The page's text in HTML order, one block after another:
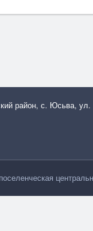
район, с. Юсьва, ул.